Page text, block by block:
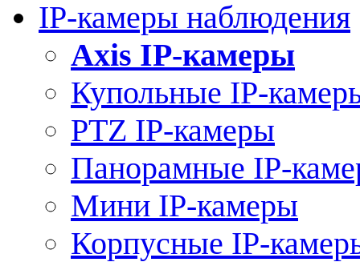
IP-камеры наблюдения
Axis IP-камеры
Купольные IP-
PTZ IP-камеры
Панорамные IP-
Мини IP-камеры
Корпусные IP-